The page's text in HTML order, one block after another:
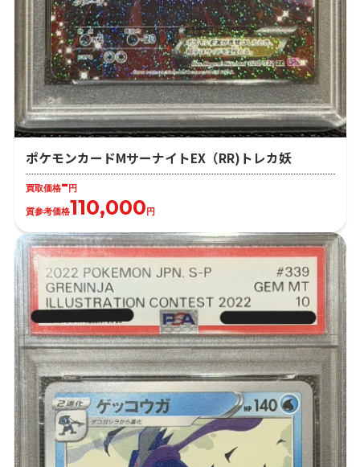
ポケモンカードMサーナイトEX（RR)トレカ妖
買取価格- 円
質参考価格110,000 円